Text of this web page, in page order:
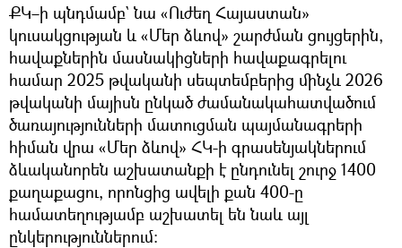
ՔԿ–ի պնդմամբ` նա «Ուժեղ Հայաստան»
կուսակցության և «Մեր ձևով» շարժման ցույցերին,
հավաքներին մասնակիցների հավաքագրելու
համար 2025 թվականի սեպտեմբերից մինչև 2026
թվականի մայիսն ընկած ժամանակահատվածում
ծառայությունների մատուցման պայմանագրերի
հիման վրա «Մեր ձևով» ՀԿ-ի գրասենյակներում
ձևականորեն աշխատանքի է ընդունել շուրջ 1400
քաղաքացու, որոնցից ավելի քան 400-ը
համատեղությամբ աշխատել են նաև այլ
ընկերություններում: